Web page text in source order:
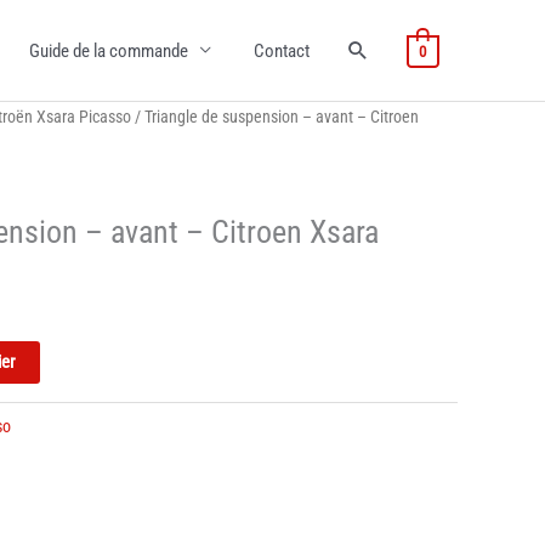
Guide de la commande Contact 0
Xsara Picasso / Triangle de suspension – avant – Citroen
– avant – Citroen Xsara